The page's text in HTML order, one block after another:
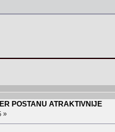
POSTANU ATRAKTIVNIJE
»